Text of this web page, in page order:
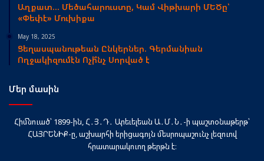
Աղքատ… Մեծահարուստը, Կամ Վիթխարի ՄԵԾը՝
«Փեփէ» Մուխիքա
May 18, 2025
Ցեղասպանութեան Ընկերներ. Գերմանիան
Ողջակիզումէն Ոչի՞նչ Սորված է
Մեր մասին
Հիմնուած՝ 1899-ին, Հ․Յ․Դ․ Արեւելեան Ա․Մ․Ն․-ի պաշտօնաթերթ՝
ՀԱՅՐԵՆԻՔ-ը, աշխարհի երիցագոյն մեսրոպաշունչ լեզուով
հրատարակուող թերթն է։